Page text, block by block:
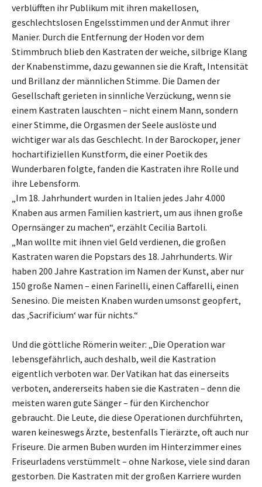
verblüfften ihr Publikum mit ihren makellosen,
geschlechtslosen Engelsstimmen und der Anmut ihrer
Manier. Durch die Entfernung der Hoden vor dem
Stimmbruch blieb den Kastraten der weiche, silbrige Klang
der Knabenstimme, dazu gewannen sie die Kraft, Intensität
und Brillanz der männlichen Stimme. Die Damen der
Gesellschaft gerieten in sinnliche Verzückung, wenn sie
einem Kastraten lauschten – nicht einem Mann, sondern
einer Stimme, die Orgasmen der Seele auslöste und
wichtiger war als das Geschlecht. In der Barockoper, jener
hochartifiziellen Kunstform, die einer Poetik des
Wunderbaren folgte, fanden die Kastraten ihre Rolle und
ihre Lebensform.
„Im 18. Jahrhundert wurden in Italien jedes Jahr 4.000
Knaben aus armen Familien kastriert, um aus ihnen große
Opernsänger zu machen“, erzählt Cecilia Bartoli.
„Man wollte mit ihnen viel Geld verdienen, die großen
Kastraten waren die Popstars des 18. Jahrhunderts. Wir
haben 200 Jahre Kastration im Namen der Kunst, aber nur
150 große Namen – einen Farinelli, einen Caffarelli, einen
Senesino. Die meisten Knaben wurden umsonst geopfert,
das ‚Sacrificium‘ war für nichts.“
Und die göttliche Römerin weiter: „Die Operation war
lebensgefährlich, auch deshalb, weil die Kastration
eigentlich verboten war. Der Vatikan hat das einerseits
verboten, andererseits haben sie die Kastraten – denn die
meisten waren gute Sänger – für den Kirchenchor
gebraucht. Die Leute, die diese Operationen durchführten,
waren keineswegs Ärzte, bestenfalls Tierärzte, oft auch nur
Friseure. Die armen Buben wurden im Hinterzimmer eines
Friseurladens verstümmelt – ohne Narkose, viele sind daran
gestorben. Die Kastraten mit der großen Karriere wurden